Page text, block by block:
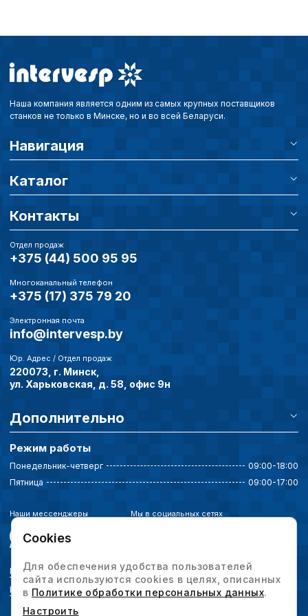
Наша компания является одним из самых крупных поставщиков
станков не только в Минске, но и во всей Беларуси.
Навигация
Каталог
Контакты
Отдел продаж
+375 (44) 500 95 95
Многоканальный телефон
+375 (17) 375 79 20
Электронная почта
info@intervesp.by
Юр. Адрес / Отдел продаж
220073, г. Минск,
ул. Харьковская, д. 58, офис 9н
Дополнительно
Режим работы
Понедельник-четверг
09:00-18:00
Пятница
09:00-17:00
Наши мессенджеры Мы в социальных сетях
Политика конфиденциальности
Выбор настроек cookie
Cookies
Для обеспечения удобства пользователей
сайта используются cookies в целях, описанных
в Политике обработки персональных данных.
Настроить
Внимание:
cookie файлов не
пользователей
наиболее и
совершенствованию